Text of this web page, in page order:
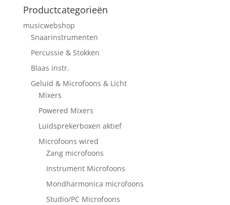
€43.00. €36.00.
Productcategorieën
musicwebshop
Snaarinstrumenten
Percussie & Stokken
Blaas instr.
Geluid & Microfoons & Licht
Mixers
Powered Mixers
Luidsprekerboxen aktief
Microfoons wired
Zang microfoons
Instrument Microfoons
Mondharmonica microfoons
Studio/PC Microfoons